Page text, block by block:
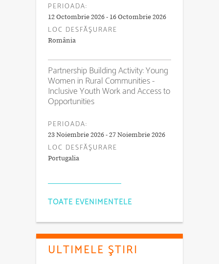
PERIOADA:
12 Octombrie 2026 - 16 Octombrie 2026
LOC DESFĂŞURARE
România
Partnership Building Activity: Young
Women in Rural Communities -
Inclusive Youth Work and Access to
Opportunities
PERIOADA:
23 Noiembrie 2026 - 27 Noiembrie 2026
LOC DESFĂŞURARE
Portugalia
TOATE EVENIMENTELE
ULTIMELE ŞTIRI